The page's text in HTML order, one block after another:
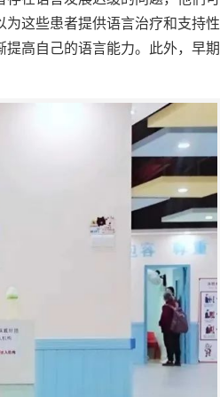
这些患者提供语言治疗和支持性
高自己的语言能力。此外，早期